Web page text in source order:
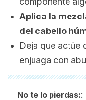
Aplica la
del cabello
Deja que actúe
enjuaga con
No te lo pierdas::